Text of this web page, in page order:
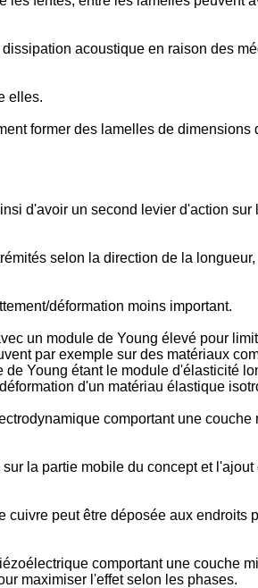
acoustique en raison des
elles.
former des lamelles de dimensions
d'avoir un second levier d'action
selon la direction de la
déformation moins important.
un module de Young élevé pour
par exemple sur des matériaux
Young étant le module d'élasticité
d'un matériau élastique
comportant une
la partie mobile du concept et l'ajout
peut être déposée aux endroits
comportant une couche
maximiser l'effet selon les phases.